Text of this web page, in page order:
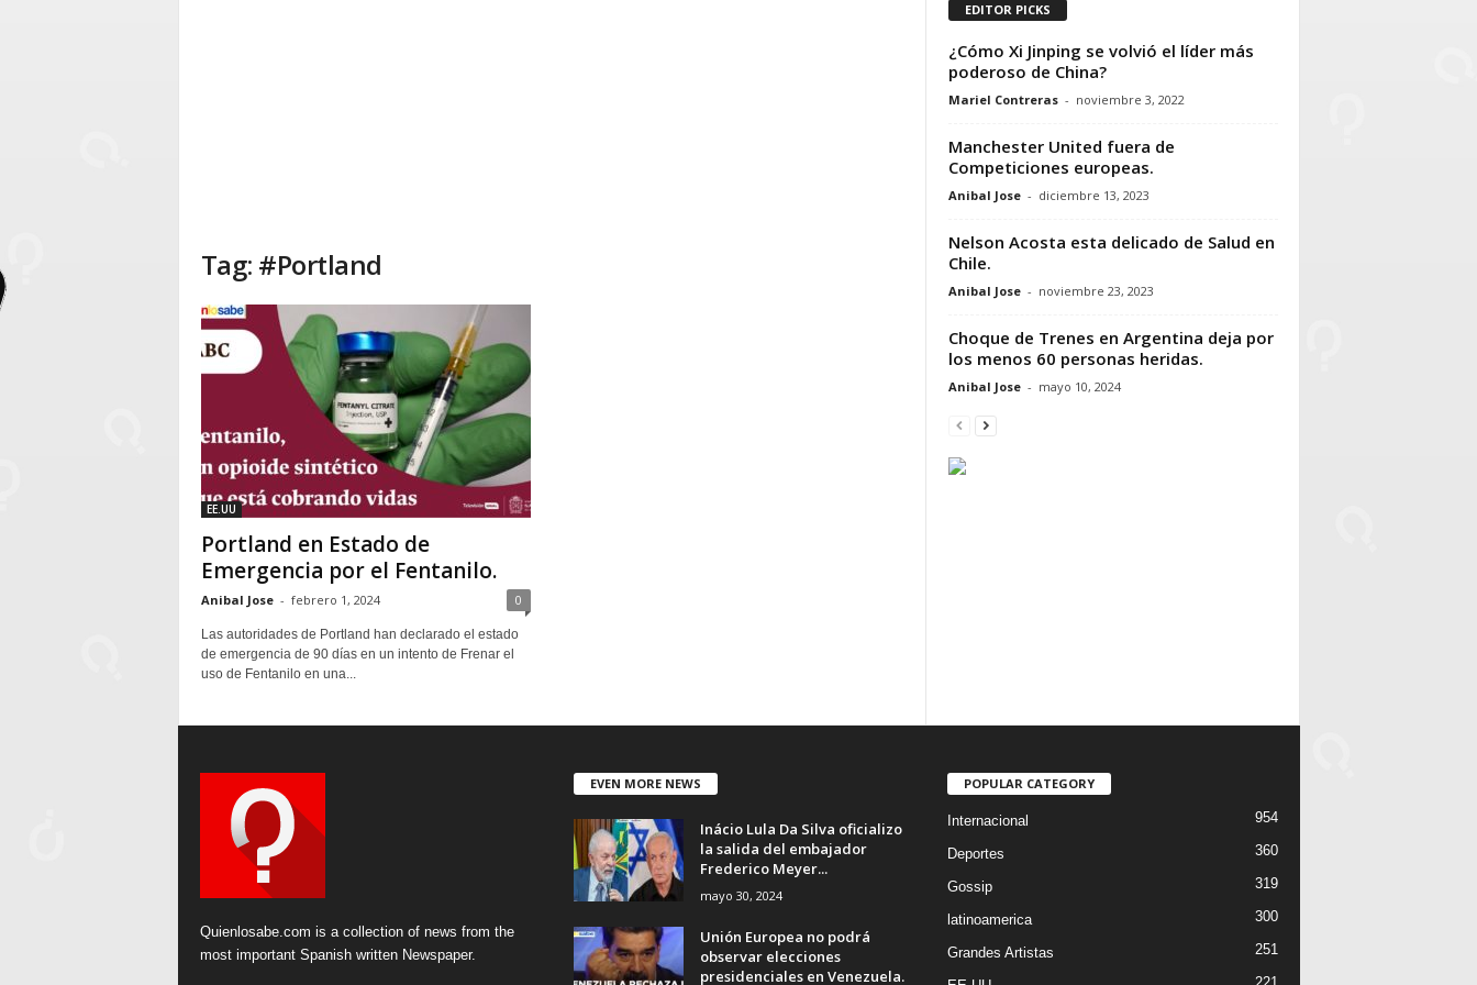
Tag: #Portland
EE.UU
Portland en Estado de
Emergencia por el Fentanilo.
Anibal Jose - febrero 1, 2024 0
Las autoridades de Portland han declarado el estado
de emergencia de 90 días en un intento de Frenar el
uso de Fentanilo en una...
EDITOR PICKS
¿Cómo Xi Jinping se volvió el líder más
poderoso de China?
Mariel Contreras - noviembre 3, 2022
Manchester United fuera de
Competiciones europeas.
Anibal Jose - diciembre 13, 2023
Nelson Acosta esta delicado de Salud en
Chile.
Anibal Jose - noviembre 23, 2023
Choque de Trenes en Argentina deja por
los menos 60 personas heridas.
Anibal Jose - mayo 10, 2024
Quienlosabe.com is a collection of news from the
most important Spanish written Newspaper.
EVEN MORE NEWS
Inácio Lula Da Silva oficializo
la salida del embajador
Frederico Meyer...
mayo 30, 2024
Unión Europea no podrá
observar elecciones
presidenciales en Venezuela.
POPULAR CATEGORY
Internacional 954
Deportes 360
Gossip 319
latinoamerica 300
Grandes Artistas 251